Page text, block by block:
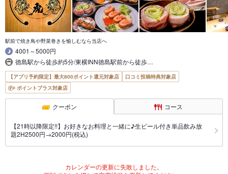
駅前で焼き鳥や野菜巻きを愉しむなら当店へ
4001～5000円
徳島駅から徒歩約5分/東横INN徳島駅前から徒歩…
【アプリ予約限定】最大800ポイント還元対象店
口コミ投稿特典対象店
ポイントプラス対象店
クーポン コース
【21時以降限定!!】お好きなお料理と一緒に♪生ビール付き単品飲み放
題2H2500円→2000円(税込)
カレンダーの更新に失敗しました。